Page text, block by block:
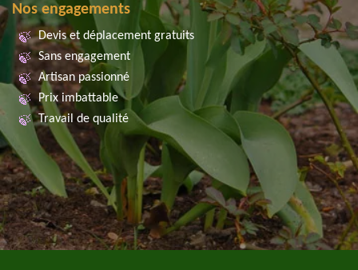
Nos engagements
Devis et déplacement gratuits
Sans engagement
Artisan passionné
Prix imbattable
Travail de qualité